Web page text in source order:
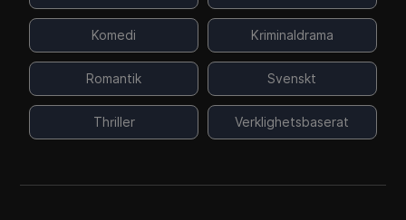
Komedi Kriminaldrama
Romantik Svenskt
Thriller Verklighetsbaserat